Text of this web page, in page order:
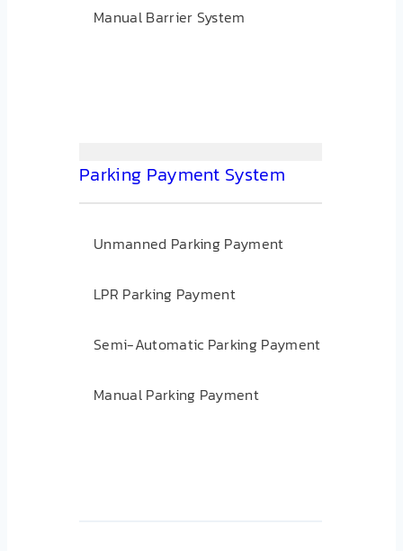
Manual Barrier System
Parking Payment System
Unmanned Parking Payment
LPR Parking Payment
Semi-Automatic Parking Payment
Manual Parking Payment